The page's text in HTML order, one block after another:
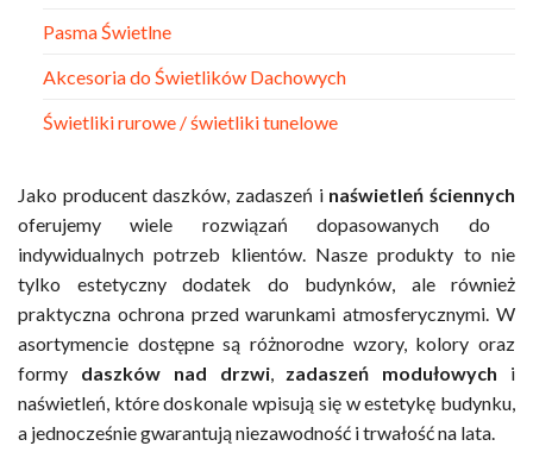
Pasma Świetlne
Akcesoria do Świetlików Dachowych
Świetliki rurowe / świetliki tunelowe
Jako producent daszków, zadaszeń i naświetleń ściennych
oferujemy wiele rozwiązań dopasowanych do
indywidualnych potrzeb klientów. Nasze produkty to nie
tylko estetyczny dodatek do budynków, ale również
praktyczna ochrona przed warunkami atmosferycznymi. W
asortymencie dostępne są różnorodne wzory, kolory oraz
formy daszków nad drzwi, zadaszeń modułowych i
naświetleń, które doskonale wpisują się w estetykę budynku,
a jednocześnie gwarantują niezawodność i trwałość na lata.